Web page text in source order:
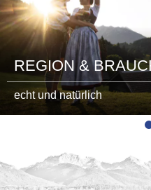
REGION &
echt und natürlich